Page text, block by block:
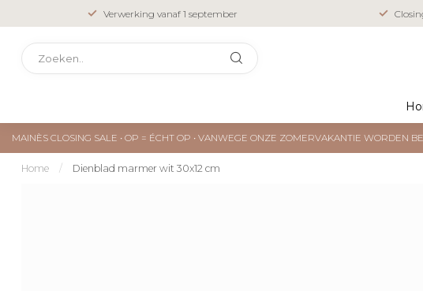
Verwerking vanaf 1 september
MAINÈS CLOSING SALE • OP = ÉCHT OP • VANWEGE ONZE ZOMERVAKANTIE WORDEN
Home / Dienblad marmer wit 30x12 cm